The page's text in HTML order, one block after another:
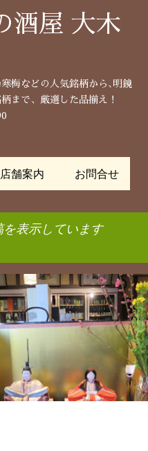
してメイン コンテンツに移動
酒屋 大木
梅などの人気銘柄から､明鏡
まで、厳選した品揃え！
店舗案内 お問合せ
表示しています